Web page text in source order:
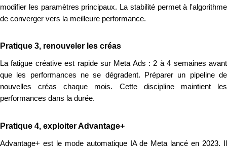
modifier les paramètres principaux. La stabilité permet à l'algorithme
de converger vers la meilleure performance.
Pratique 3, renouveler les créas
La fatigue créative est rapide sur Meta Ads : 2 à 4 semaines avant
que les performances ne se dégradent. Préparer un pipeline de
nouvelles créas chaque mois. Cette discipline maintient les
performances dans la durée.
Pratique 4, exploiter Advantage+
Advantage+ est le mode automatique IA de Meta lancé en 2023. Il